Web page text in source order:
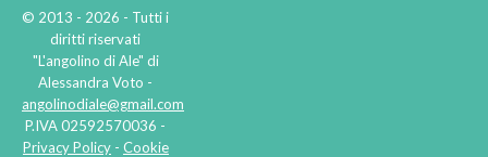
© 2013 - 2026 - Tutti i
diritti riservati
"L'angolino di Ale" di
Alessandra Voto -
angolinodiale@gmail.com
P.IVA 02592570036 -
Privacy Policy- Cookie